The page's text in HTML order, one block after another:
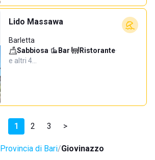
Lido Massawa
Barletta
Sabbiosa· Bar· Ristorante·
e altri 4…
1 2 3 >
Provincia di Bari Giovinazzo